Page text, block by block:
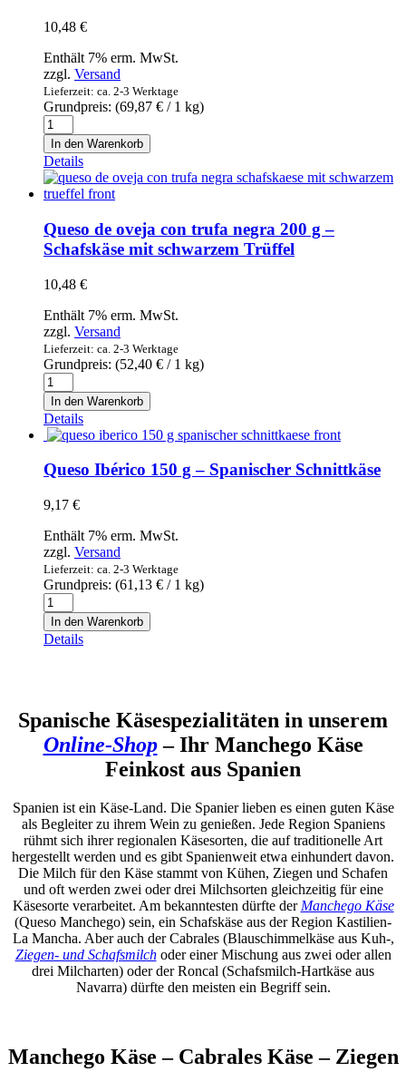
Rosmarin
10,48 €
Enthält 7% erm. MwSt.
zzgl. Versand
Lieferzeit: ca. 2-3 Werktage
Grundpreis: (69,87 € / 1 kg)
Queso
de
oveja
con
ajo
negro
150g
-
Schafskäse
schwarzem
Menge
In den Warenkorb
Details
Queso de oveja con trufa negra 200 g –
Schafskäse mit schwarzem Trüffel
10,48 €
Enthält 7% erm. MwSt.
zzgl. Versand
Lieferzeit: ca. 2-3 Werktage
Grundpreis: (52,40 € / 1 kg)
Queso
de
oveja
con
trufa
negra
200
-
mit
schwarzem
Trüffel
Menge
In den Warenkorb
Details
Queso Ibérico 150 g – Spanischer Schnittkäse
9,17 €
Enthält 7% erm. MwSt.
zzgl. Versand
Lieferzeit: ca. 2-3 Werktage
Grundpreis: (61,13 € / 1 kg)
Queso
Ibérico
150
g
Menge
In den Warenkorb
Details
Spanische Käsespezialitäten in unserem
Online-Shop– Ihr Manchego Käse
Feinkost aus Spanien
Spanien ist ein Käse-Land. Die Spanier lieben es einen guten Käse
als Begleiter zu ihrem Wein zu genießen. Jede Region Spaniens
rühmt sich ihrer regionalen Käsesorten, die auf traditionelle Art
hergestellt werden und es gibt Spanienweit etwa einhundert davon.
Die Milch für den Käse stammt von Kühen, Ziegen und Schafen
und oft werden zwei oder drei Milchsorten gleichzeitig für eine
Käsesorte verarbeitet. Am bekanntesten dürfte der Manchego Käse
(Queso Manchego) sein, ein Schafskäse aus der Region Kastilien-
La Mancha. Aber auch der Cabrales (Blauschimmelkäse aus Kuh-,
Ziegen- und Schafsmilchoder einer Mischung aus zwei oder allen
drei Milcharten) oder der Roncal (Schafsmilch-Hartkäse aus
Navarra) dürfte den meisten ein Begriff sein.
Manchego Käse – Cabrales Käse – Ziegen